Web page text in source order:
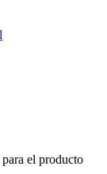
el producto